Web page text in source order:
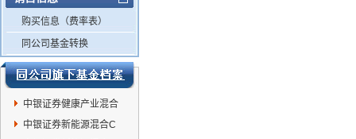
购买信息（费率表）
同公司基金转换
中银证券健康产业混合
中银证券新能源混合C